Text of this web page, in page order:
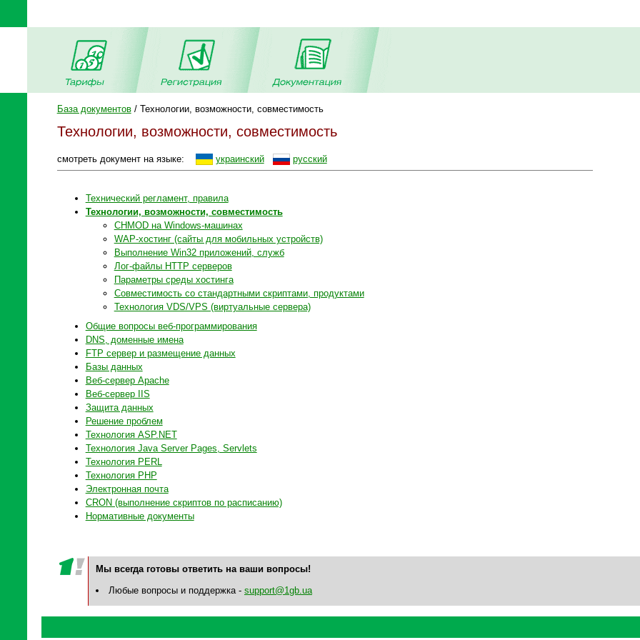
База документов/ Технологии, возможности, совместимость
Технологии, возможности, совместимость
смотреть документ на языке: украинский русский
Технический регламент, правила
Технологии, возможности, совместимость
CHMOD на Windows-машинах
WAP-хостинг (сайты для мобильных устройств)
Выполнение Win32 приложений, служб
Лог-файлы HTTP серверов
Параметры среды хостинга
Совместимость со стандартными скриптами, продуктами
Технология VDS/VPS (виртуальные сервера)
Общие вопросы веб-программирования
DNS, доменные имена
FTP сервер и размещение данных
Базы данных
Веб-сервер Apache
Веб-сервер IIS
Защита данных
Решение проблем
Технология ASP.NET
Технология Java Server Pages, Servlets
Технология PERL
Технология PHP
Электронная почта
CRON (выполнение скриптов по расписанию)
Нормативные документы
Мы всегда готовы ответить на ваши вопросы!
Любые вопросы и поддержка - support@1gb.ua